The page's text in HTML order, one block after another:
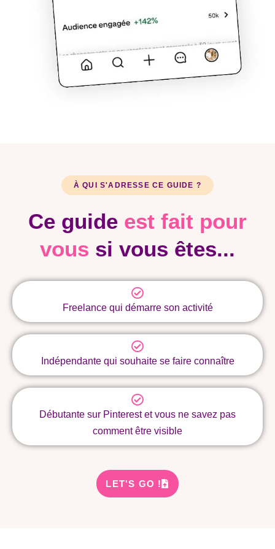
À QUI S'ADRESSE CE GUIDE ?
Ce guide est fait pour
vous si vous êtes...
Freelance qui démarre son activité
Indépendante qui souhaite se faire connaître
Débutante sur Pinterest et vous ne savez pas
comment être visible
LET'S GO !